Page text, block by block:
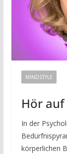
MINDSTYLE
Hör
In der
körperlichen